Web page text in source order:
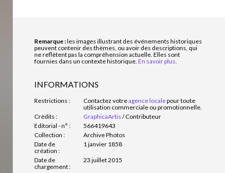
Remarque :les images illustrant des événements historiques
peuvent contenir des thèmes, ou avoir des descriptions, qui
ne reflètent pas la compréhension actuelle. Elles sont
fournies dans un contexte historique. En savoir plus.
INFORMATIONS
Restrictions : Contactez votreagence localepour toute
utilisation commerciale ou promotionnelle.
Crédits :
GraphicaArtis /Contributeur
Editorial - n° :
566419643
Collection :
Archive Photos
Date de
création :
1 janvier 1858
Date de
chargement :
23 juillet 2015